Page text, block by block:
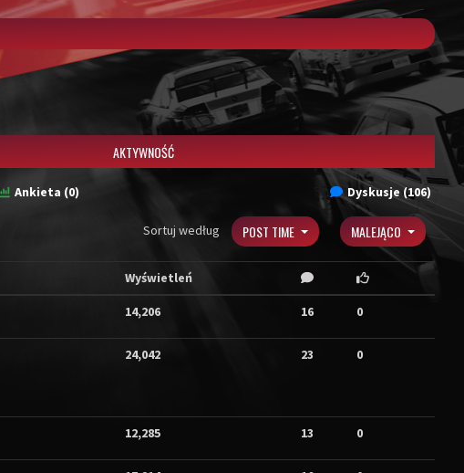
AKTYWNOŚĆ
Ankieta (0) Dyskusje (106)
Sortuj według POST TIME MALEJĄCO
Wyświetleń
14,206 16 0
24,042 23 0
12,285 13 0